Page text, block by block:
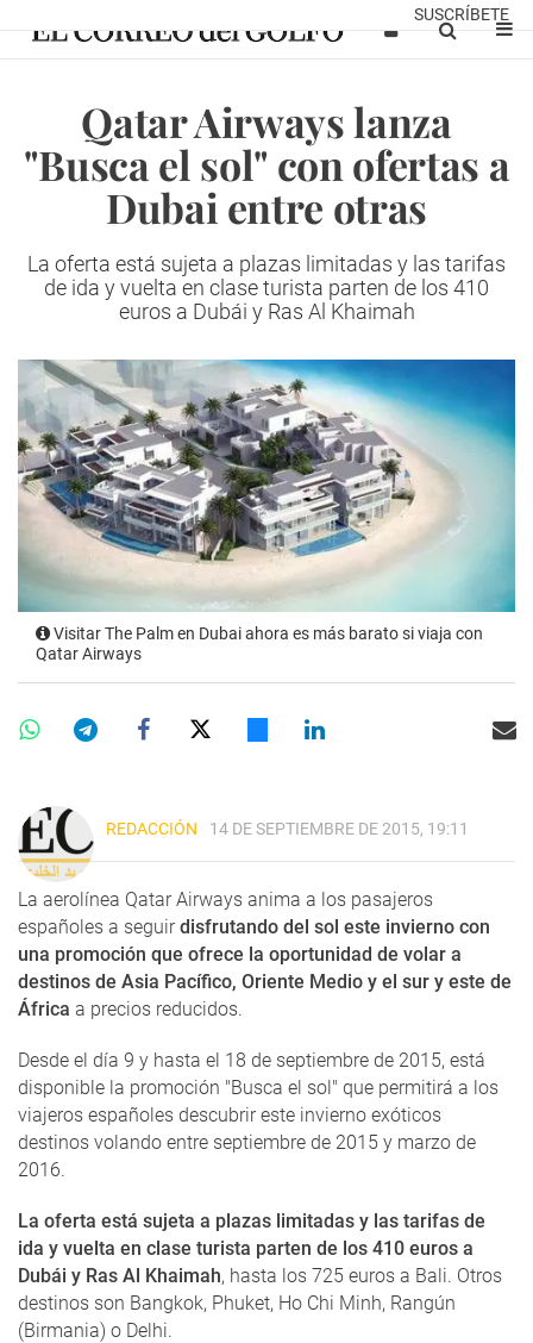
SUSCRÍBETE
Qatar Airways lanza
"Busca el sol" con ofertas a
Dubai entre otras
La oferta está sujeta a plazas limitadas y las tarifas
de ida y vuelta en clase turista parten de los 410
euros a Dubái y Ras Al Khaimah
Visitar The Palm en Dubai ahora es más barato si viaja con
Qatar Airways
REDACCIÓN 14 DE SEPTIEMBRE DE 2015, 19:11
La aerolínea Qatar Airways anima a los pasajeros
españoles a seguirdisfrutando del sol este invierno con
una promoción que ofrece la oportunidad de volar a
destinos de Asia Pacífico, Oriente Medio y el sur y este de
África a precios reducidos.
Desde el día 9 y hasta el 18 de septiembre de 2015, está
disponible la promoción "Busca el sol" que permitirá a los
viajeros españoles descubrir este invierno exóticos
destinos volando entre septiembre de 2015 y marzo de
2016.
La oferta está sujeta a plazas limitadas y las tarifas de
ida y vuelta en clase turista parten de los 410 euros a
Dubái y Ras Al Khaimah, hasta los 725 euros a Bali. Otros
destinos son Bangkok, Phuket, Ho Chi Minh, Rangún
(Birmania) o Delhi.